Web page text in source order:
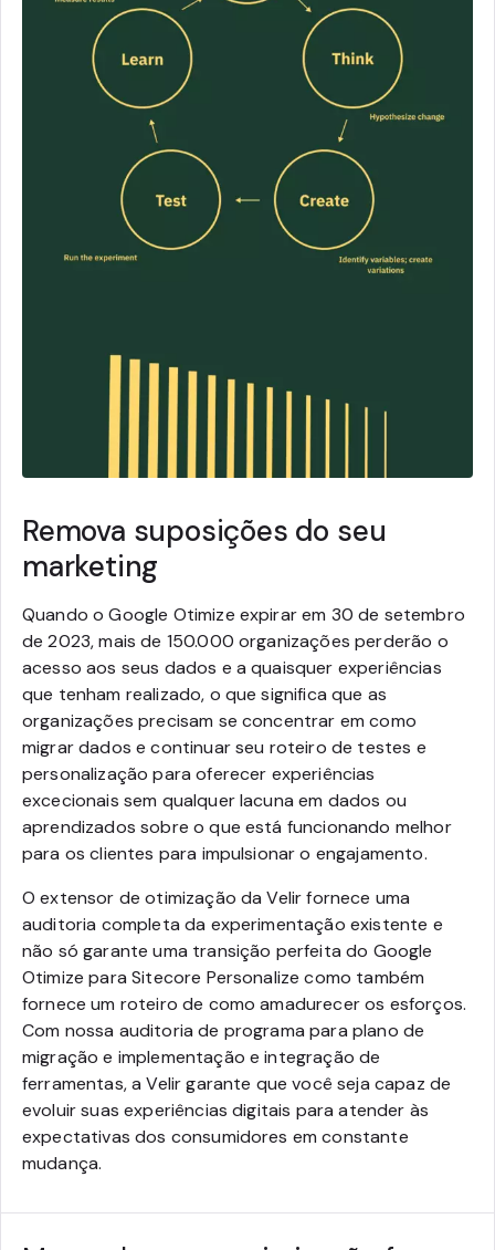
Remova suposições do seu
marketing
Quando o Google Otimize expirar em 30 de setembro
de 2023, mais de 150.000 organizações perderão o
acesso aos seus dados e a quaisquer experiências
que tenham realizado, o que significa que as
organizações precisam se concentrar em como
migrar dados e continuar seu roteiro de testes e
personalização para oferecer experiências
excecionais sem qualquer lacuna em dados ou
aprendizados sobre o que está funcionando melhor
para os clientes para impulsionar o engajamento.
O extensor de otimização da Velir fornece uma
auditoria completa da experimentação existente e
não só garante uma transição perfeita do Google
Otimize para Sitecore Personalize como também
fornece um roteiro de como amadurecer os esforços.
Com nossa auditoria de programa para plano de
migração e implementação e integração de
ferramentas, a Velir garante que você seja capaz de
evoluir suas experiências digitais para atender às
expectativas dos consumidores em constante
mudança.